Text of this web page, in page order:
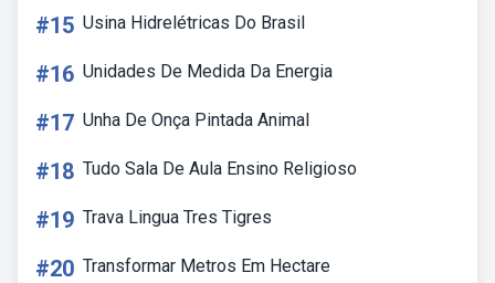
#15 Usina Hidrelétricas Do Brasil
#16 Unidades De Medida Da Energia
#17 Unha De Onça Pintada Animal
#18 Tudo Sala De Aula Ensino Religioso
#19 Trava Lingua Tres Tigres
#20 Transformar Metros Em Hectare